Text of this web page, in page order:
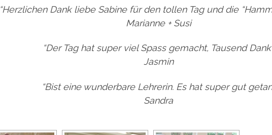
“Herzlichen Dank liebe Sabine für den tollen Tag und die
Marianne + Susi
“Der Tag hat super viel Spass gemacht, Tausend
Jasmin
“Bist eine wunderbare Lehrerin. Es hat super gut
Sandra